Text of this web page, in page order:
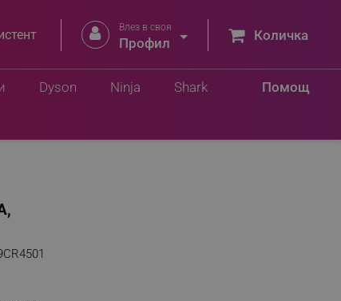
 Влез в своя
Профил  Количка
Помощ
Dyson Ninja Shark